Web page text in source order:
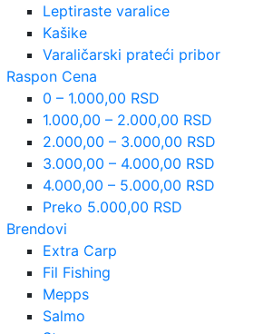
Leptiraste varalice
Kašike
Varaličarski prateći pribor
Raspon Cena
0 – 1.000,00 RSD
1.000,00 – 2.000,00 RSD
2.000,00 – 3.000,00 RSD
3.000,00 – 4.000,00 RSD
4.000,00 – 5.000,00 RSD
Preko 5.000,00 RSD
Brendovi
Extra Carp
Fil Fishing
Mepps
Salmo